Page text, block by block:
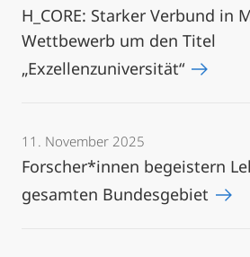
H_CORE: Starker Verbund in
Wettbewerb um den Titel
„Exzellenzuniversität“
11. November 2025
Forscher*innen begeistern
gesamten Bundesgebiet